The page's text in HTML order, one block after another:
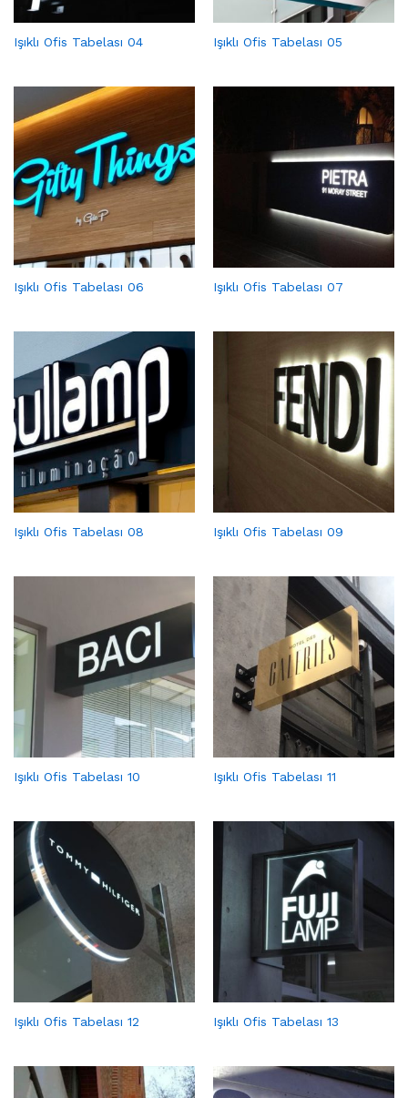
Işıklı Ofis Tabelası 04 Işıklı Ofis Tabelası 05
Işıklı Ofis Tabelası 06 Işıklı Ofis Tabelası 07
Işıklı Ofis Tabelası 08 Işıklı Ofis Tabelası 09
Işıklı Ofis Tabelası 10 Işıklı Ofis Tabelası 11
Işıklı Ofis Tabelası 12 Işıklı Ofis Tabelası 13